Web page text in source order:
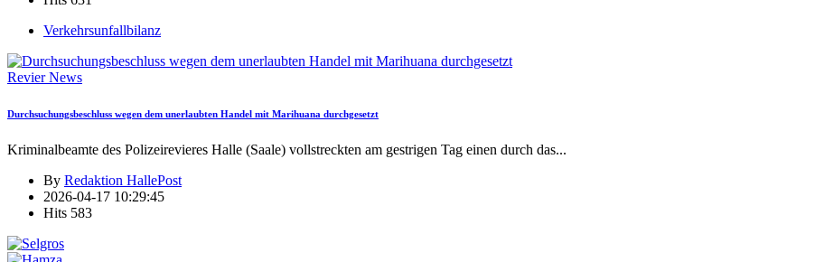
Verkehrsunfallbilanz
Revier News
Durchsuchungsbeschluss wegen dem unerlaubten Handel mit Marihuana durchgesetzt
Kriminalbeamte des Polizeirevieres Halle (Saale) vollstreckten am gestrigen Tag einen durch das...
By Redaktion HallePost
2026-04-17 10:29:45
Hits 583